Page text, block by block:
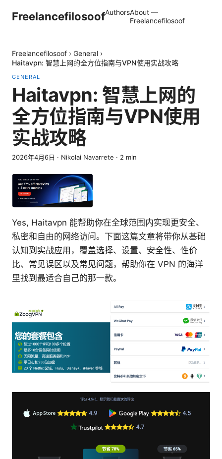
FreelancefilosoofAuthorsAbout —
Freelancefilosoof
Freelancefilosoof › General ›
Haitavpn: 智慧上网的全方位指南与VPN使用实战攻略
GENERAL
Haitavpn: 智慧上网的
全方位指南与VPN使用
实战攻略
2026年4月6日 · Nikolai Navarrete · 2 min
Yes, Haitavpn 能帮助你在全球范围内实现更安全、
私密和自由的网络访问。下面这篇文章将带你从基础
认知到实战应用，覆盖选择、设置、安全性、性价
比、常见误区以及常见问题，帮助你在 VPN 的海洋
里找到最适合自己的那一款。